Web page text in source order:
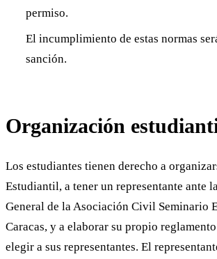
permiso.
El incumplimiento de estas normas
sanción.
Organización
Los estudiantes tienen derecho a
Estudiantil, a tener un representante ante
General de la Asociación Civil Seminario
Caracas, y a elaborar su propio
elegir a sus representantes. El